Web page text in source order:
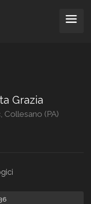
Grazia
Collesano (PA)